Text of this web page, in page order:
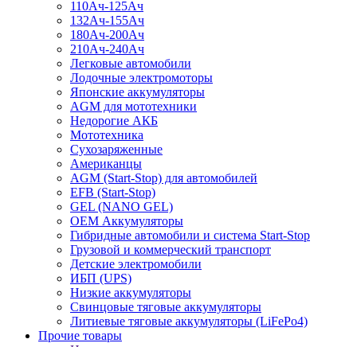
110Ач-125Ач
132Ач-155Ач
180Ач-200Ач
210Ач-240Ач
Легковые автомобили
Лодочные электромоторы
Японские аккумуляторы
AGM для мототехники
Недорогие АКБ
Мототехника
Сухозаряженные
Американцы
AGM (Start-Stop) для автомобилей
EFB (Start-Stop)
GEL (NANO GEL)
OEM Аккумуляторы
Гибридные автомобили и система Start-Stop
Грузовой и коммерческий транспорт
Детские электромобили
ИБП (UPS)
Низкие аккумуляторы
Свинцовые тяговые аккумуляторы
Литиевые тяговые аккумуляторы (LiFePo4)
Прочие товары